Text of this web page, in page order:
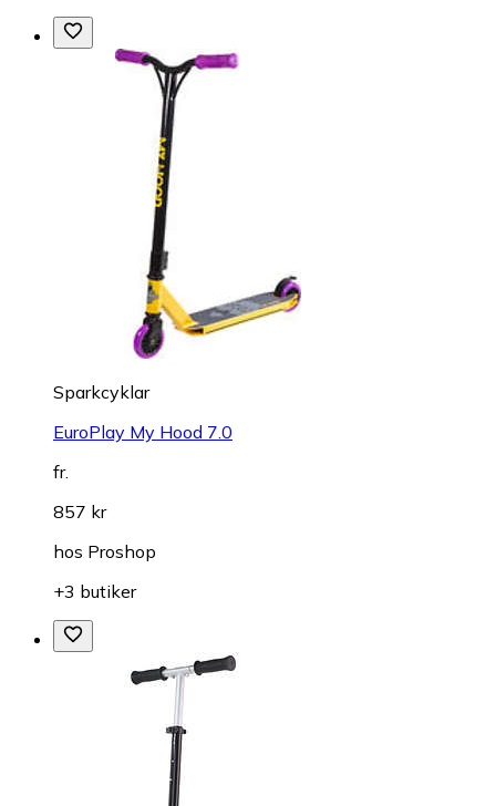
Sparkcyklar
EuroPlay My Hood 7.0
fr.
857 kr
hos Proshop
+3 butiker